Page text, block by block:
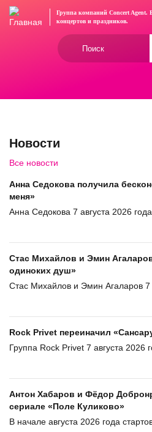
Перейти
Группа компаний Concert Agent.
концертови праздников.
Новости
Все новости
Анна Седокова получила
меня»
Анна Седокова 7 августа 2026
Стас Михайлов и Эмин
одиноких душ»
Стас Михайлов и Эмин Агаларов 7
Rock Privet переиначил
Группа Rock Privet 7 августа 2026
Антон Хабаров и Фёдор
сериале «Поле Куликово»
В начале августа 2026 года